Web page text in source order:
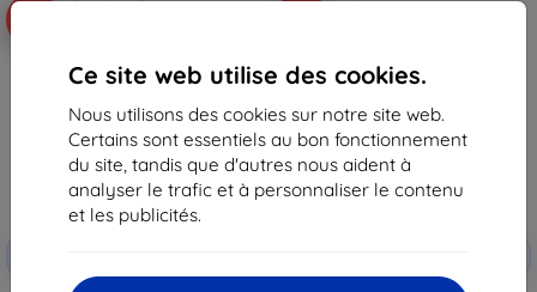
Ce site web utilise des cookies.
Nous utilisons des cookies sur notre site web.
Certains sont essentiels au bon fonctionnement
du site, tandis que d'autres nous aident à
analyser le trafic et à personnaliser le contenu
et les publicités.
coupon
coupon